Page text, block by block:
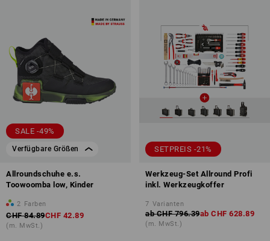
SALE -49%
Verfügbare Größen
Allroundschuhe e.s.
Toowoomba low, Kinder
2 Farben
CHF 84.89CHF 42.89
(m. MwSt.)
SETPREIS -21%
Werkzeug-Set Allround Profi
inkl. Werkzeugkoffer
7 Varianten
ab CHF 796.39ab CHF 628.89
(m. MwSt.)